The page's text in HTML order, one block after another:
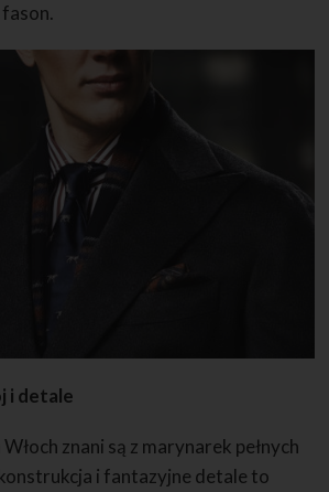
i detale
znani są z marynarek pełnych
i fantazyjne detale to